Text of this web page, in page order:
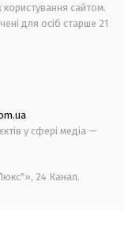
сайтом.
для осіб старше 21
у сфері медіа —
24 Канал.